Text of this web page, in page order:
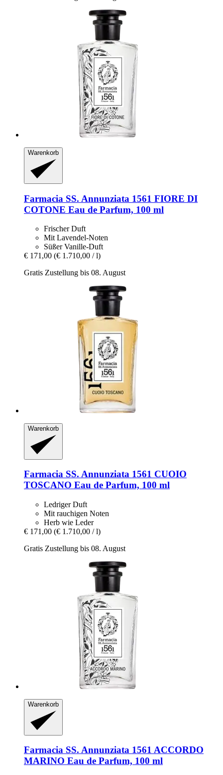
Warenkorb
Farmacia SS. Annunziata 1561 FIORE DI
COTONE Eau de Parfum, 100 ml
Frischer Duft
Mit Lavendel-Noten
Süßer Vanille-Duft
€ 171,00 (€ 1.710,00 / l)
Gratis Zustellung bis 08. August
Warenkorb
Farmacia SS. Annunziata 1561 CUOIO
TOSCANO Eau de Parfum, 100 ml
Ledriger Duft
Mit rauchigen Noten
Herb wie Leder
€ 171,00 (€ 1.710,00 / l)
Gratis Zustellung bis 08. August
Warenkorb
Farmacia SS. Annunziata 1561 ACCORDO
MARINO Eau de Parfum, 100 ml